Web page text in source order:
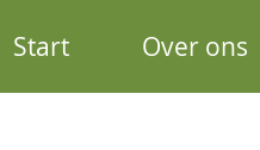
Start Over ons